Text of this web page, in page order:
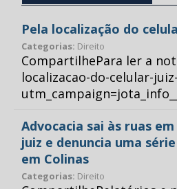
Pela localização do
Categorias: Direito
CompartilhePara ler a
localizacao-do-celular-
Advocacia sai às ruas
juiz e denuncia uma
em Colinas
Categorias: Direito